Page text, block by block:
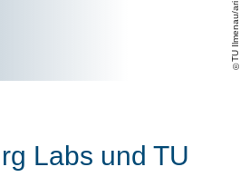
TU Ilmenau/ari
Labs und TU